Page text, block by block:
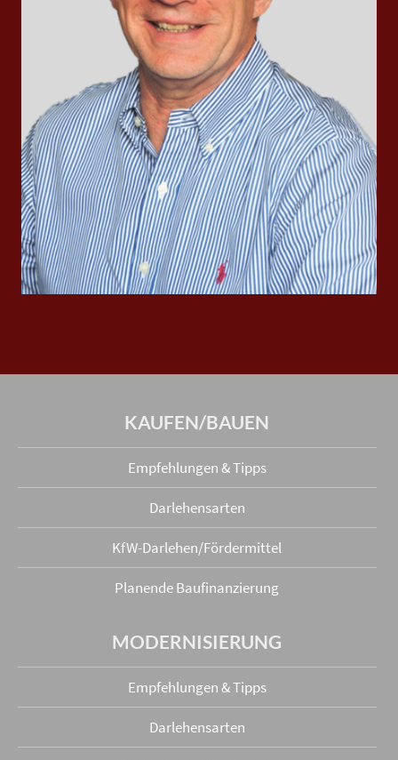
KAUFEN/BAUEN
Empfehlungen & Tipps
Darlehensarten
KfW-Darlehen/Fördermittel
Planende Baufinanzierung
MODERNISIERUNG
Empfehlungen & Tipps
Darlehensarten